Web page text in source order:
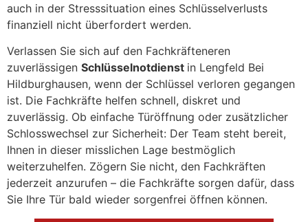
auch in der Stresssituation eines Schlüsselverlusts
finanziell nicht überfordert werden.
Verlassen Sie sich auf den Fachkräfteneren
zuverlässigen Schlüsselnotdienst in Lengfeld Bei
Hildburghausen, wenn der Schlüssel verloren gegangen
ist. Die Fachkräfte helfen schnell, diskret und
zuverlässig. Ob einfache Türöffnung oder zusätzlicher
Schlosswechsel zur Sicherheit: Der Team steht bereit,
Ihnen in dieser misslichen Lage bestmöglich
weiterzuhelfen. Zögern Sie nicht, den Fachkräften
jederzeit anzurufen – die Fachkräfte sorgen dafür, dass
Sie Ihre Tür bald wieder sorgenfrei öffnen können.